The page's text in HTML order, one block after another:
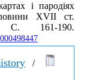
і пародіях
XVII ст.
161-190.
/